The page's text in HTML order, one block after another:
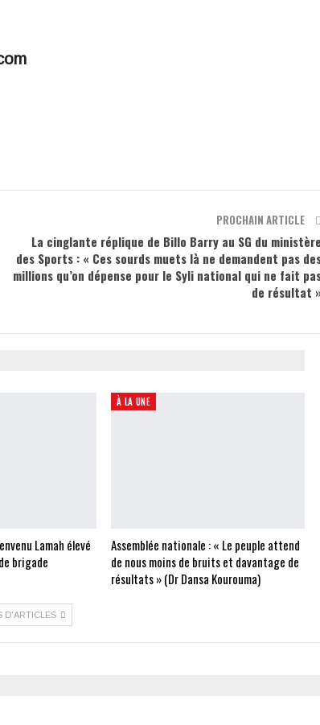
PROCHAIN ARTICLE
La cinglante réplique de Billo Barry au SG du ministère
des Sports : « Ces sourds muets là ne demandent pas
millions qu’on dépense pour le Syli national qui ne fait
de résultat »
Lamah élevé
brigade
À LA UNE
Assemblée nationale : « Le peuple attend
de nous moins de bruits et davantage de
résultats » (Dr Dansa Kourouma)
D'ARTICLES